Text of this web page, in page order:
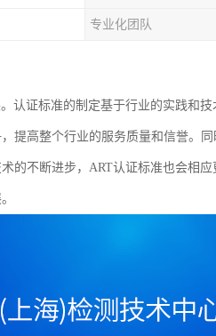
专业化团队
认证标准的制定基于行业的实践和
提高整个行业的服务质量和信誉。
的不断进步，ART认证标准也会相